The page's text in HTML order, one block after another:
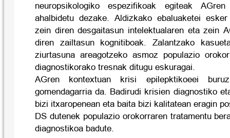
neuropsikologiko espezifikoak egiteak
ahalbidetu dezake. Aldizkako ebaluaketei
zein diren desgaitasun intelektualaren eta zein
diren zailtasun kognitiboak. Zalantzako
ziurtasuna areagotzeko asmoz populazio
diagnostikorako tresnak ditugu eskuragai.
AGren kontextuan krisi epilepktikoeei
gomendagarria da. Badirudi krisien diagnostiko
bizi itxaropenean eta baita bizi kalitatean eragin
DS dutenek populazio orokorraren tratamentu
diagnostikoa badute.